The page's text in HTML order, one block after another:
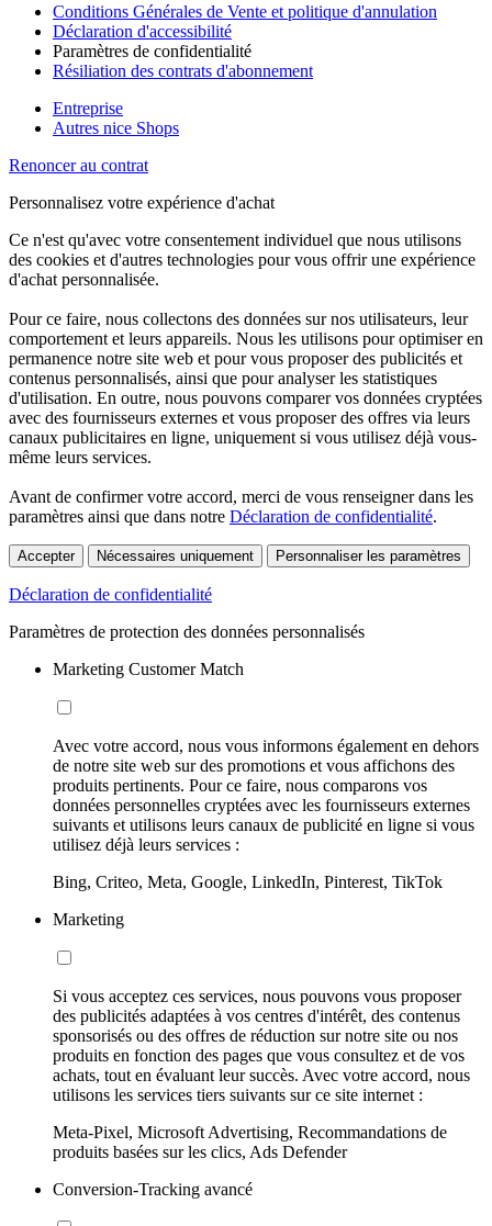
Conditions Générales de Vente et politique d'annulation
Déclaration d'accessibilité
Paramètres de confidentialité
Résiliation des contrats d'abonnement
Entreprise
Autres nice Shops
Renoncer au contrat
Personnalisez votre expérience d'achat
Ce n'est qu'avec votre consentement individuel que nous utilisons
des cookies et d'autres technologies pour vous offrir une expérience
d'achat personnalisée.
Pour ce faire, nous collectons des données sur nos utilisateurs, leur
comportement et leurs appareils. Nous les utilisons pour optimiser en
permanence notre site web et pour vous proposer des publicités et
contenus personnalisés, ainsi que pour analyser les statistiques
d'utilisation. En outre, nous pouvons comparer vos données cryptées
avec des fournisseurs externes et vous proposer des offres via leurs
canaux publicitaires en ligne, uniquement si vous utilisez déjà vous-
même leurs services.
Avant de confirmer votre accord, merci de vous renseigner dans les
paramètres ainsi que dans notre Déclaration de confidentialité.
Accepter Nécessaires uniquement Personnaliser les paramètres
Déclaration de confidentialité
Paramètres de protection des données personnalisés
Marketing Customer Match
Avec votre accord, nous vous informons également en dehors
de notre site web sur des promotions et vous affichons des
produits pertinents. Pour ce faire, nous comparons vos
données personnelles cryptées avec les fournisseurs externes
suivants et utilisons leurs canaux de publicité en ligne si vous
utilisez déjà leurs services :
Bing, Criteo, Meta, Google, LinkedIn, Pinterest, TikTok
Marketing
Si vous acceptez ces services, nous pouvons vous proposer
des publicités adaptées à vos centres d'intérêt, des contenus
sponsorisés ou des offres de réduction sur notre site ou nos
produits en fonction des pages que vous consultez et de vos
achats, tout en évaluant leur succès. Avec votre accord, nous
utilisons les services tiers suivants sur ce site internet :
Meta-Pixel, Microsoft Advertising, Recommandations de
produits basées sur les clics, Ads Defender
Conversion-Tracking avancé